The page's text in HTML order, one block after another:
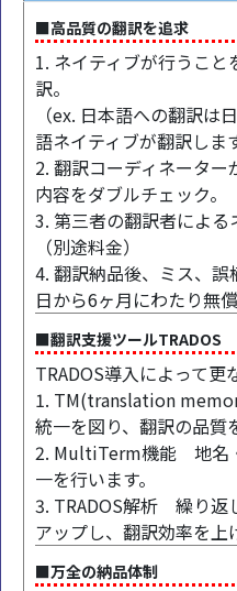
■高品質の翻訳を追求
1. ネイティブが行うこ
訳。
（ex. 日本語への翻訳は
語ネイティブが翻訳しま
2. 翻訳コーディネータ
内容をダブルチェック。
3. 第三者の翻訳者による
（別途料金）
4. 翻訳納品後、ミス、
日から6ヶ月にわたり無
■翻訳支援ツールTRADOS
TRADOS導入によって更
1. TM(translation
統一を図り、翻訳の品質
2. MultiTerm機能 地名
一を行います。
3. TRADOS解析 繰り返
アップし、翻訳効率を上
■万全の納品体制